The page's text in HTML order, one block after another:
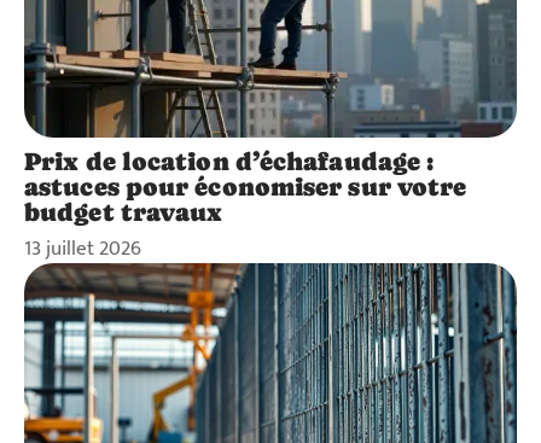
Prix de location d’échafaudage :
astuces pour économiser sur votre
budget travaux
13 juillet 2026